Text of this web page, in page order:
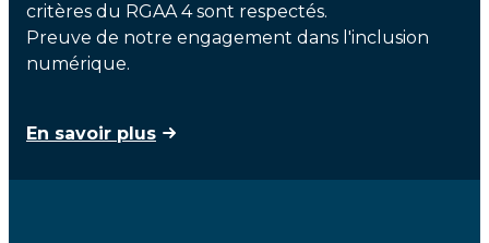
critères du RGAA 4 sont respectés.
Preuve de notre engagement dans l'inclusion
numérique.
En savoir plus